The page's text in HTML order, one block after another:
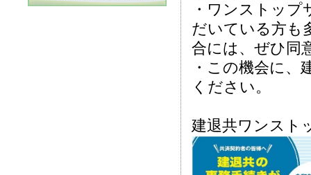
・ワンストッ
だいている方も
合には、ぜひ同
・この機会に、
ください。
建退共ワンスト